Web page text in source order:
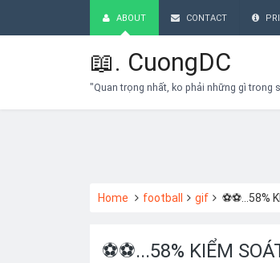
ABOUT CONTACT
📖. CuongDC
"Quan trọng nhất, ko phải những gì trong
Home football gif ⚽⚽...58% KIỂM SOÁT
⚽⚽...58% KIỂM